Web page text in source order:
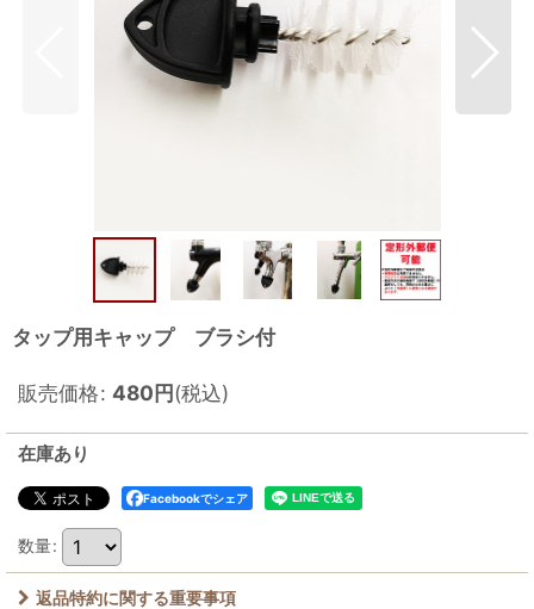
タップ用キャップ ブラシ付
販売価格: 480円(税込)
在庫あり
Facebookでシェア
数量:
返品特約に関する重要事項